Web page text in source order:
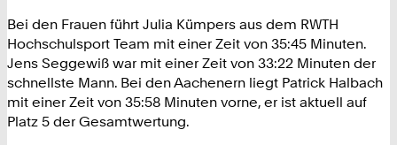
Bei den Frauen führt Julia Kümpers aus dem RWTH
Hochschulsport Team mit einer Zeit von 35:45 Minuten.
Jens Seggewiß war mit einer Zeit von 33:22 Minuten der
schnellste Mann. Bei den Aachenern liegt Patrick Halbach
mit einer Zeit von 35:58 Minuten vorne, er ist aktuell auf
Platz 5 der Gesamtwertung.